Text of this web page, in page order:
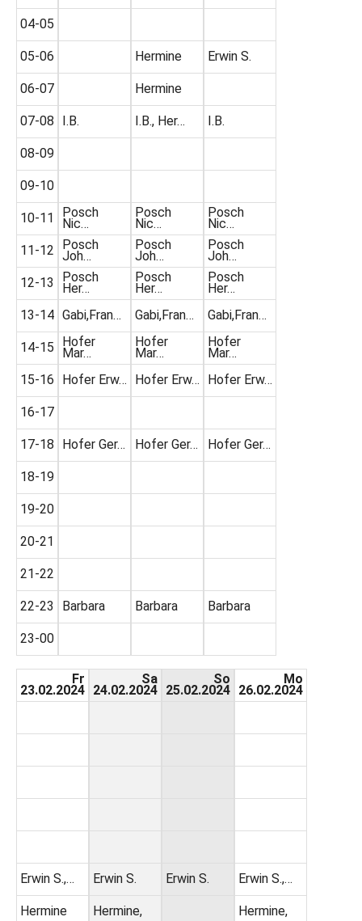
04-05
05-06
06-07
07-08
08-09
09-10
10-11
11-12
12-13
13-14
14-15
15-16
16-17
17-18
18-19
19-20
20-21
21-22
22-23
23-00
I.B.
Posch
Nic…
Posch
Joh…
Posch
Her…
Gabi,Fran…
Hofer
Mar…
Hofer Erw…
Hofer Ger…
Barbara
Hermine
Hermine
I.B., Her…
Posch
Nic…
Posch
Joh…
Posch
Her…
Gabi,Fran…
Hofer
Mar…
Hofer Erw…
Hofer Ger…
Barbara
Erwin S.
I.B.
Posch
Nic…
Posch
Joh…
Posch
Her…
Gabi,Fran…
Hofer
Mar…
Hofer Erw…
Hofer Ger…
Barbara
Fr
23.02.2024
Erwin S.,…
Hermine
Sa
24.02.2024
Erwin S.
Hermine,
So
25.02.2024
Erwin S.
Mo
26.02.2024
Erwin S.,…
Hermine,